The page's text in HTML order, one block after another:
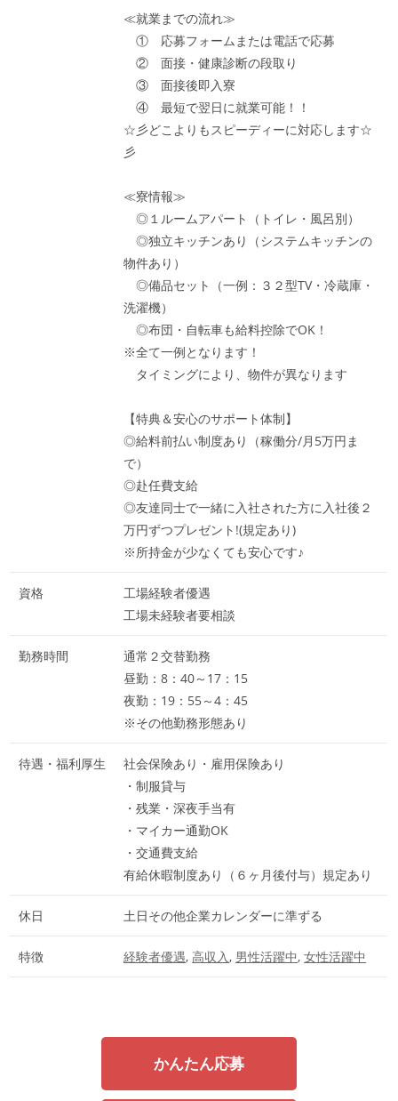
≪就業までの流れ≫
① 応募フォームまたは電話で応募
② 面接・健康診断の段取り
③ 面接後即入寮
④ 最短で翌日に就業可能！！
☆彡どこよりもスピーディーに対応します☆
彡
≪寮情報≫
◎１ルームアパート（トイレ・風呂別）
◎独立キッチンあり（システムキッチンの
物件あり）
◎備品セット（一例：３２型TV・冷蔵庫・
洗濯機）
◎布団・自転車も給料控除でOK！
※全て一例となります！
タイミングにより、物件が異なります
【特典＆安心のサポート体制】
◎給料前払い制度あり（稼働分/月5万円ま
で）
◎赴任費支給
◎友達同士で一緒に入社された方に入社後２
万円ずつプレゼント!(規定あり)
※所持金が少なくても安心です♪
資格
工場経験者優遇
工場未経験者要相談
勤務時間
通常２交替勤務
昼勤：8：40～17：15
夜勤：19：55～4：45
※その他勤務形態あり
待遇・福利厚生
社会保険あり・雇用保険あり
・制服貸与
・残業・深夜手当有
・マイカー通勤OK
・交通費支給
有給休暇制度あり（６ヶ月後付与）規定あり
休日 土日その他企業カレンダーに準ずる
特徴 経験者優遇,高収入, 男性活躍中,女性活躍中
かんたん応募